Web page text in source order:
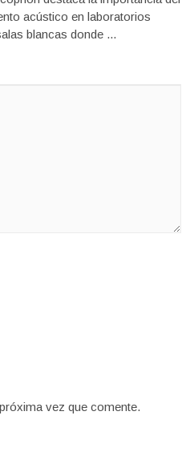
acústico en laboratorios
blancas donde ...
vez que comente.